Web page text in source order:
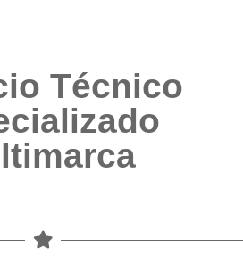
Técnico